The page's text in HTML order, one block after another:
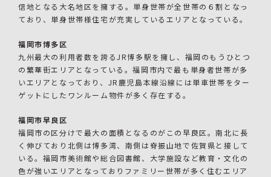
信地となる大名地区を擁する。単身世帯が全世帯の６割となっ
ており、単身世帯様住宅が充実しているエリアとなっている。
福岡市博多区
九州最大の利用者数を誇るJR博多駅を擁し、福岡のもうひとつ
の繁華街エリアとなっている。福岡市内で最も単身者世帯が多
いエリアとなっており、JR鹿児島本線沿線には単車世帯をター
ゲットにしたワンルーム物件が多く存在する。
福岡市早良区
福岡市の区分けで最大の面積となるのがこの早良区。南北に長
く伸びており北側は博多湾、南側は脊振山地で佐賀県と接して
いる。福岡市美術館や総合図書館、大学施設など教育・文化の
色が強いエリアとなっておりファミリー世帯が多く住むエリア